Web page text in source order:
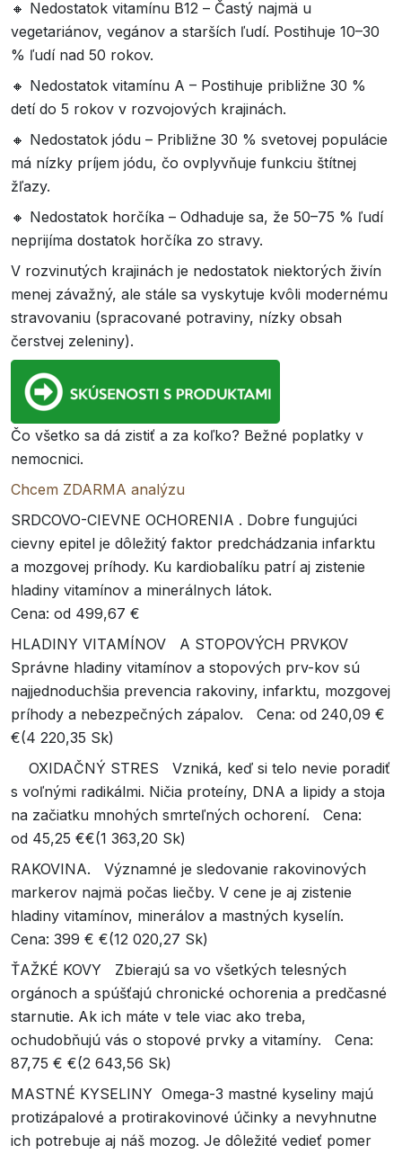
🔸 Nedostatok vitamínu B12 – Častý najmä u
vegetariánov, vegánov a starších ľudí. Postihuje 10–30
% ľudí nad 50 rokov.
🔸 Nedostatok vitamínu A – Postihuje približne 30 %
detí do 5 rokov v rozvojových krajinách.
🔸 Nedostatok jódu – Približne 30 % svetovej populácie
má nízky príjem jódu, čo ovplyvňuje funkciu štítnej
žľazy.
🔸 Nedostatok horčíka – Odhaduje sa, že 50–75 % ľudí
neprijíma dostatok horčíka zo stravy.
V rozvinutých krajinách je nedostatok niektorých živín
menej závažný, ale stále sa vyskytuje kvôli modernému
stravovaniu (spracované potraviny, nízky obsah
čerstvej zeleniny).
Čo všetko sa dá zistiť a za koľko? Bežné poplatky v
nemocnici.
Chcem ZDARMA analýzu
SRDCOVO-CIEVNE OCHORENIA . Dobre fungujúci
cievny epitel je dôležitý faktor predchádzania infarktu
a mozgovej príhody. Ku kardiobalíku patrí aj zistenie
hladiny vitamínov a minerálnych látok.
Cena: od 499,67 €
HLADINY VITAMÍNOV A STOPOVÝCH PRVKOV
Správne hladiny vitamínov a stopových prv-kov sú
najjednoduchšia prevencia rakoviny, infarktu, mozgovej
príhody a nebezpečných zápalov. Cena: od 240,09 €
€(4 220,35 Sk)
OXIDAČNÝ STRES Vzniká, keď si telo nevie poradiť
s voľnými radikálmi. Ničia proteíny, DNA a lipidy a stoja
na začiatku mnohých smrteľných ochorení. Cena:
od 45,25 €€(1 363,20 Sk)
RAKOVINA. Významné je sledovanie rakovinových
markerov najmä počas liečby. V cene je aj zistenie
hladiny vitamínov, minerálov a mastných kyselín.
Cena: 399 € €(12 020,27 Sk)
ŤAŽKÉ KOVY Zbierajú sa vo všetkých telesných
orgánoch a spúšťajú chronické ochorenia a predčasné
starnutie. Ak ich máte v tele viac ako treba,
ochudobňujú vás o stopové prvky a vitamíny. Cena:
87,75 € €(2 643,56 Sk)
MASTNÉ KYSELINY Omega-3 mastné kyseliny majú
protizápalové a protirakovinové účinky a nevyhnutne
ich potrebuje aj náš mozog. Je dôležité vedieť pomer